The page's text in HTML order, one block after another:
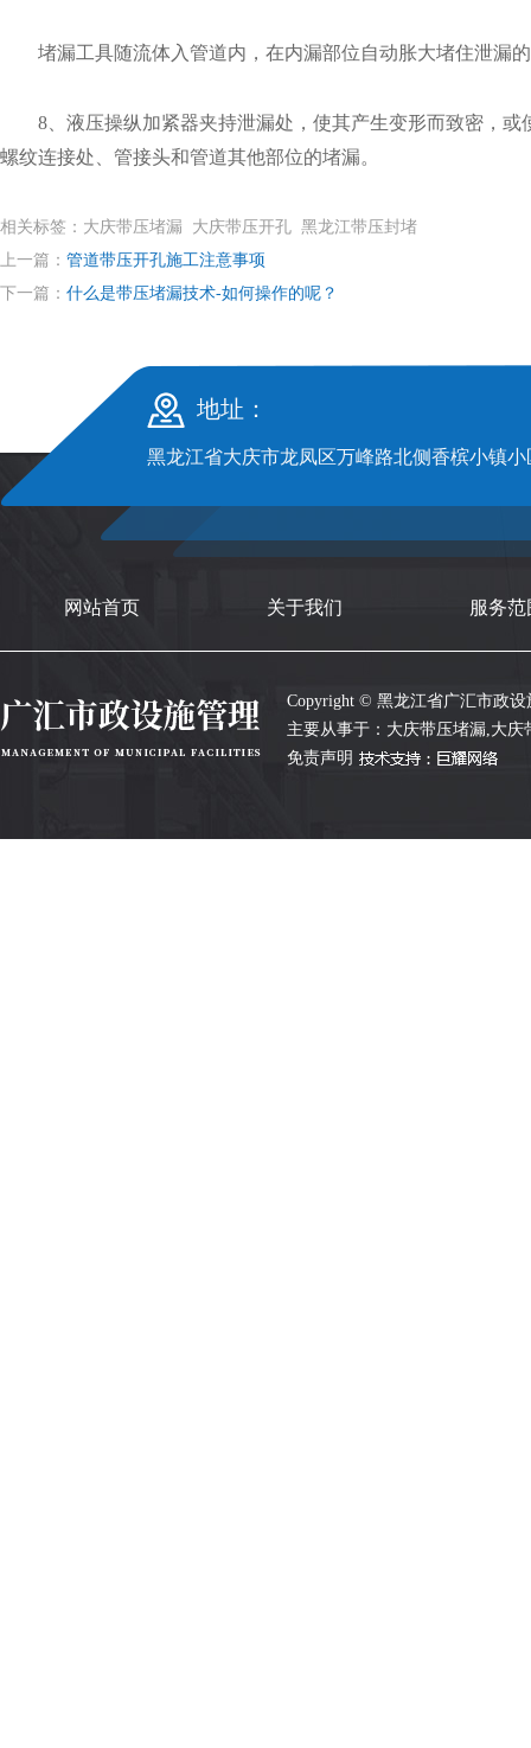
堵漏工具随流体入管道内，在内漏部位自动胀大堵住泄漏的
8、液压操纵加紧器夹持泄漏处，使其产生变形而致密，或
螺纹连接处、管接头和管道其他部位的堵漏。
相关标签：大庆带压堵漏 大庆带压开孔 黑龙江带压封堵
上一篇： 管道带压开孔施工注意事项
下一篇： 什么是带压堵漏技术-如何操作的呢？
地址：
黑龙江省大庆市龙凤区万峰路北侧香槟小镇小
网站首页 关于我们 服务范
Copyright © 黑龙江省广汇市政
主要从事于： 大庆带压堵漏,大庆
免责声明